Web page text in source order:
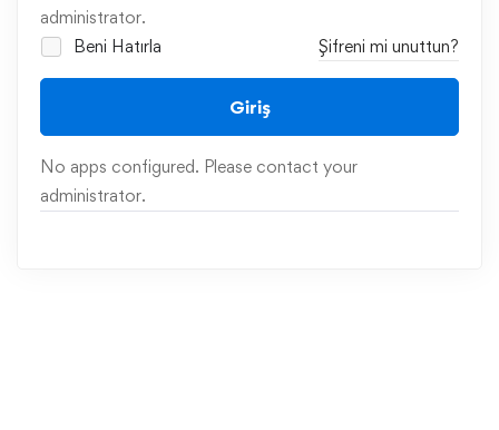
administrator.
Beni Hatırla
Şifreni mi unuttun?
Giriş
No apps configured. Please contact your
administrator.